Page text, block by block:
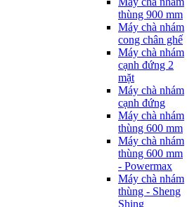
thùng 900 mm
Máy chà nhám
cong chân ghế
Máy chà nhám
cạnh đứng 2
mặt
Máy chà nhám
cạnh đứng
Máy chà nhám
thùng 600 mm
Máy chà nhám
thùng 600 mm
- Powermax
Máy chà nhám
thùng - Sheng
Shing